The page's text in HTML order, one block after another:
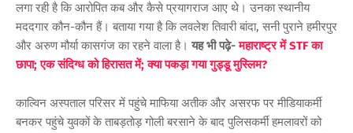
लगा रही है कि आरोपित कब और कैसे प्रयागराज आए थे। उनका स्थानीय
मददगार कौन-कौन हैं। बताया गया है कि लवलेश तिवारी बांदा, सनी पुराने हमीरपुर
और अरुण मौर्या कासगंज का रहने वाला है। यह भी पढ़े-महाराष्ट्र में STF का
छापा; एक संदिग्ध को हिरासत में; क्या पकड़ा गया गुड्डू मुस्लिम?
काल्विन अस्पताल परिसर में पहुंचे माफिया अतीक और असरफ पर मीडियाकर्मी
बनकर पहुंचे युवकों के ताबड़ताेड़ गोली बरसाने के बाद पुलिसकर्मी हमलावरों को